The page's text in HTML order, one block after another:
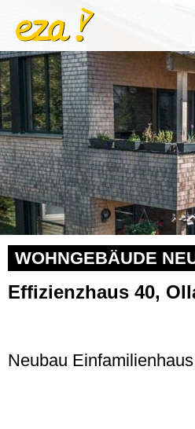
WOHNGEBÄUDE
Effizienzhaus 40,
Neubau Einfamilienhaus